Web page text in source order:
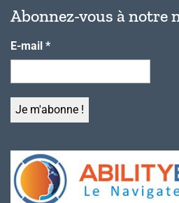
Abonnez-vous à notre
E-mail *